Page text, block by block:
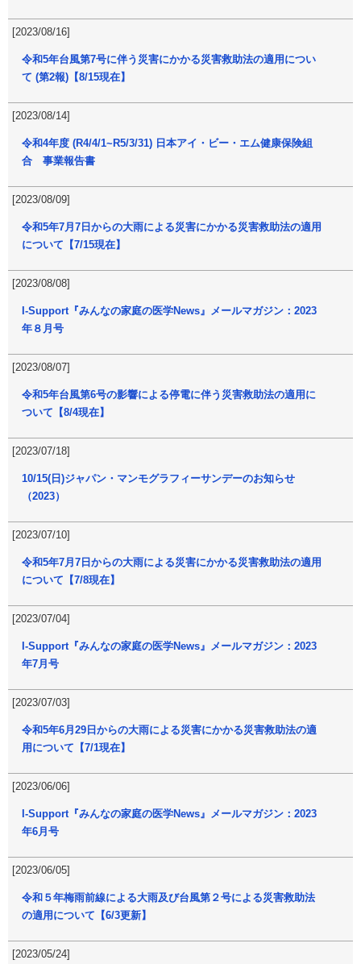
[2023/08/16]
令和5年台風第7号に伴う災害にかかる災害救助法の適用につい
て (第2報)【8/15現在】
[2023/08/14]
令和4年度 (R4/4/1~R5/3/31) 日本アイ・ビー・エム健康保険組
合 事業報告書
[2023/08/09]
令和5年7月7日からの大雨による災害にかかる災害救助法の適用
について【7/15現在】
[2023/08/08]
I-Support『みんなの家庭の医学News』メールマガジン：2023
年８月号
[2023/08/07]
令和5年台風第6号の影響による停電に伴う災害救助法の適用に
ついて【8/4現在】
[2023/07/18]
10/15(日)ジャパン・マンモグラフィーサンデーのお知らせ
（2023）
[2023/07/10]
令和5年7月7日からの大雨による災害にかかる災害救助法の適用
について【7/8現在】
[2023/07/04]
I-Support『みんなの家庭の医学News』メールマガジン：2023
年7月号
[2023/07/03]
令和5年6月29日からの大雨による災害にかかる災害救助法の適
用について【7/1現在】
[2023/06/06]
I-Support『みんなの家庭の医学News』メールマガジン：2023
年6月号
[2023/06/05]
令和５年梅雨前線による大雨及び台風第２号による災害救助法
の適用について【6/3更新】
[2023/05/24]